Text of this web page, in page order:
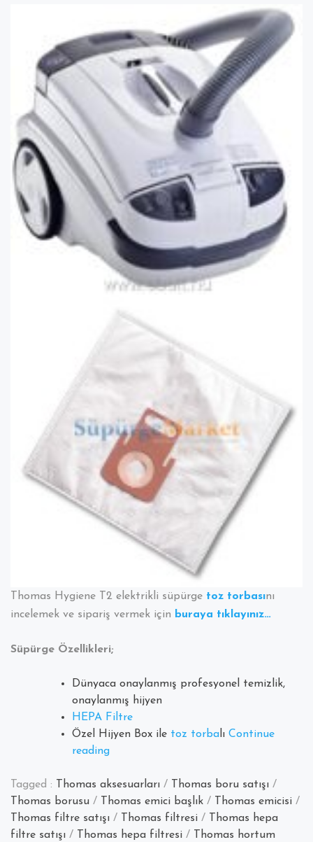
Elektrikli
Süpürge
Torbası
Nereden
Temin
Edilebilir
Thomas Hygiene T2 elektrikli süpürge toz torbasını
incelemek ve sipariş vermek için buraya tıklayınız…
Süpürge Özellikleri;
Dünyaca onaylanmış profesyonel temizlik,
onaylanmış hijyen
HEPA Filtre
Özel Hijyen Box ile toz torba lı Continue
reading“Thomas
T2
Elektrikli
Süpürge
Torbası
Tagged : Thomas aksesuarları / Thomas boru satışı /
Thomas borusu / Thomas emici başlık / Thomas emicisi /
Thomas filtre satışı / Thomas filtresi /
Thomas hepa
filtre satışı / Thomas hepa filtresi /
Thomas hortum